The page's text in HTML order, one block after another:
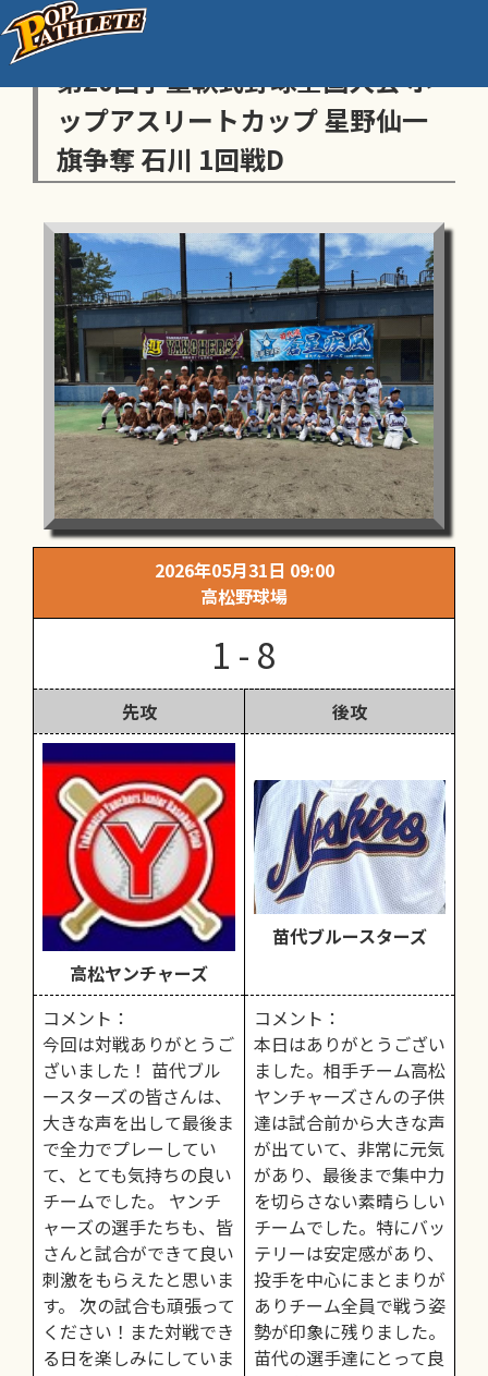
センス・トラストトーナメント
第20回学童軟式野球全国大会 ポ
ップアスリートカップ 星野仙一
旗争奪 石川 1回戦D
2026年05月31日 09:00
高松野球場
1 - 8
先攻 後攻
高松ヤンチャーズ
苗代ブルースターズ
コメント：
今回は対戦ありがとうご
ざいました！ 苗代ブル
ースターズの皆さんは、
大きな声を出して最後ま
で全力でプレーしてい
て、とても気持ちの良い
チームでした。 ヤンチ
ャーズの選手たちも、皆
さんと試合ができて良い
刺激をもらえたと思いま
す。 次の試合も頑張って
ください！また対戦でき
る日を楽しみにしていま
コメント：
本日はありがとうござい
ました。相手チーム高松
ヤンチャーズさんの子供
達は試合前から大きな声
が出ていて、非常に元気
があり、最後まで集中力
を切らさない素晴らしい
チームでした。特にバッ
テリーは安定感があり、
投手を中心にまとまりが
ありチーム全員で戦う姿
勢が印象に残りました。
苗代の選手達にとって良